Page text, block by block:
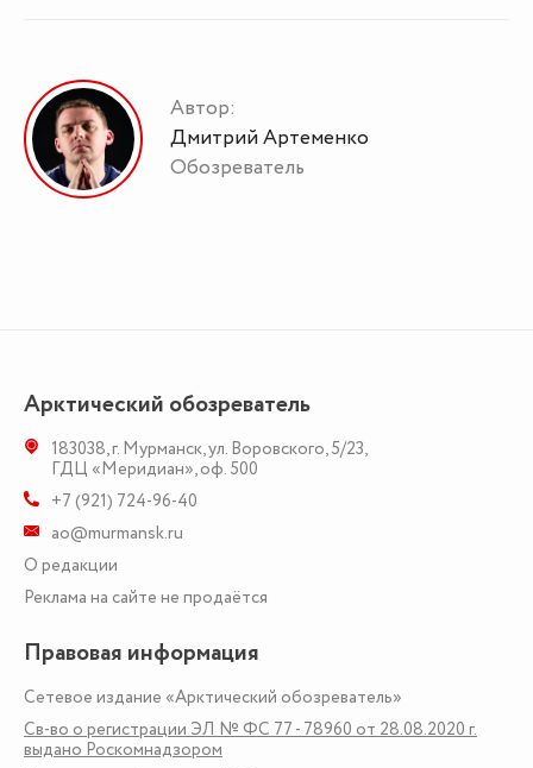
Автор:
Дмитрий Артеменко
Обозреватель
Арктический обозреватель
183038,г. Мурманск,ул. Воровского, 5/23,
ГДЦ «Меридиан», оф. 500
+7 (921) 724-96-40
ao@murmansk.ru
О редакции
Реклама на сайте не продаётся
Правовая информация
Сетевое издание «Арктический обозреватель»
Св-во о регистрации ЭЛ № ФС 77 - 78960 от 28.08.2020 г.
выдано Роскомнадзором